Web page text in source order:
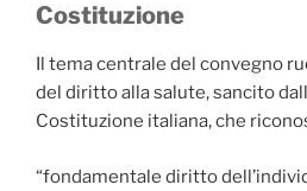
Costituzione
Il tema centrale del convegno
del diritto alla salute, sancito
Costituzione italiana, che
“fondamentale diritto